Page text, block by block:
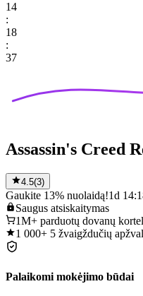
14
:
18
:
37
Assassin's Creed
4.5(3)
Gaukite 13% nuolaidą!1d
Saugus atsiskaitymas
1M+ parduotų dovanų
1 000+ 5 žvaigždučių
Palaikomi mokėjimo būdai